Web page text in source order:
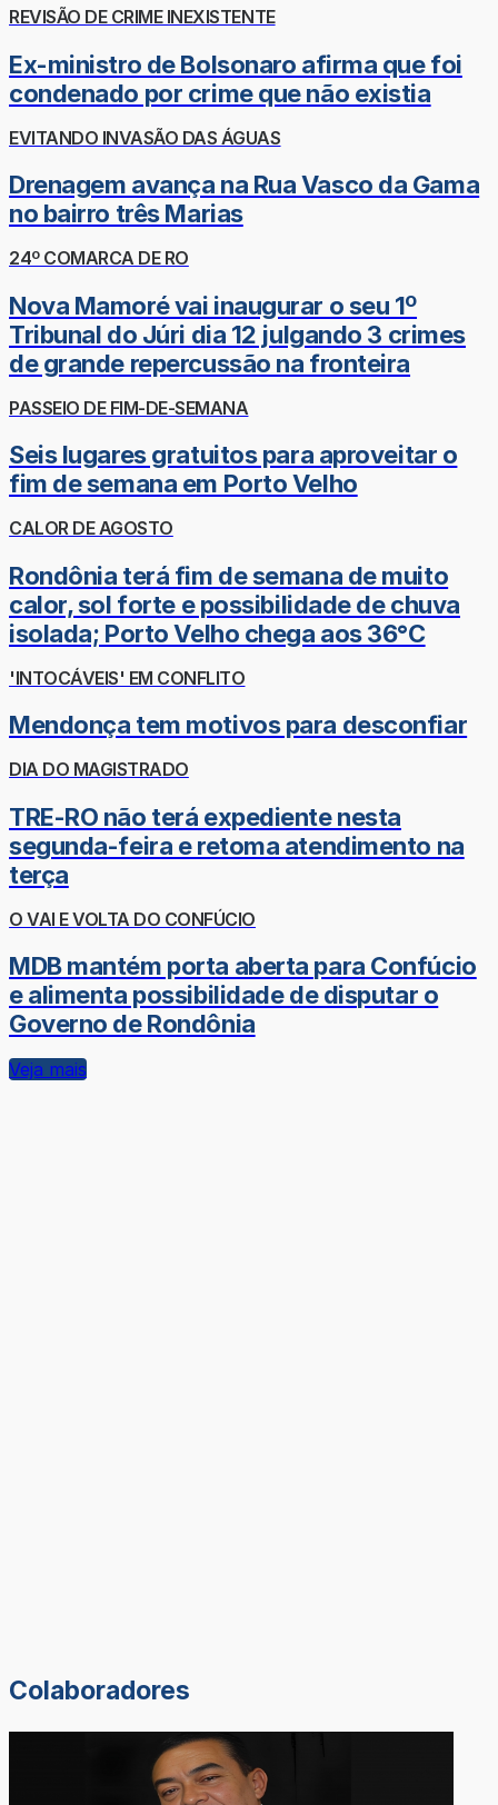
REVISÃO DE CRIME INEXISTENTE
Ex-ministro de Bolsonaro afirma que foi
condenado por crime que não existia
EVITANDO INVASÃO DAS ÁGUAS
Drenagem avança na Rua Vasco da Gama
no bairro três Marias
24º COMARCA DE RO
Nova Mamoré vai inaugurar o seu 1º
Tribunal do Júri dia 12 julgando 3 crimes
de grande repercussão na fronteira
PASSEIO DE FIM-DE-SEMANA
Seis lugares gratuitos para aproveitar o
fim de semana em Porto Velho
CALOR DE AGOSTO
Rondônia terá fim de semana de muito
calor, sol forte e possibilidade de chuva
isolada; Porto Velho chega aos 36°C
'INTOCÁVEIS' EM CONFLITO
Mendonça tem motivos para desconfiar
DIA DO MAGISTRADO
TRE-RO não terá expediente nesta
segunda-feira e retoma atendimento na
terça
O VAI E VOLTA DO CONFÚCIO
MDB mantém porta aberta para Confúcio
e alimenta possibilidade de disputar o
Governo de Rondônia
Veja mais
Colaboradores